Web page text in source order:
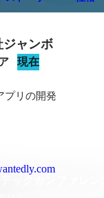
ャンボ
現在
プリの開発